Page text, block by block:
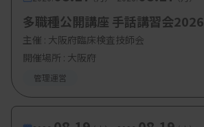
多職種公開講座 手話講習会2026
主催 : 大阪府臨床検査技師会
開催場所 : 大阪府
管理運営